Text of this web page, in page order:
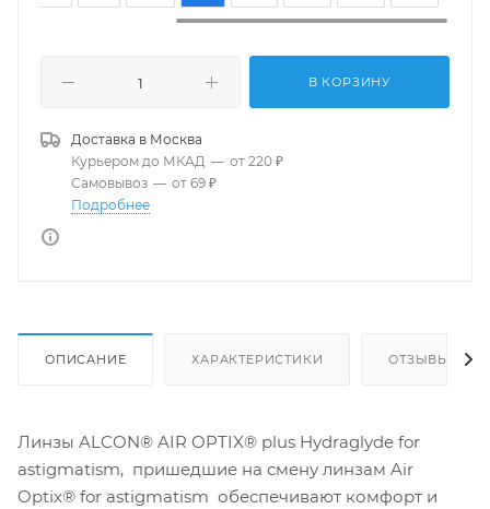
В КОРЗИНУ
Доставка в Москва
Курьером до МКАД — от 220 ₽
Самовывоз — от 69 ₽
Подробнее
ОПИСАНИЕ ХАРАКТЕРИСТИКИ ОТЗЫВЫ
Линзы ALCON® AIR OPTIX® plus Hydraglyde for
astigmatism, пришедшие на смену линзам Air
Optix® for astigmatism обеспечивают комфорт и